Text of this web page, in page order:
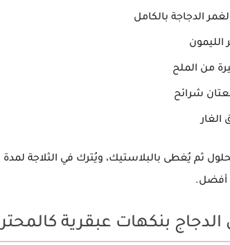
الدجاجة بالكامل
الليمون
من الملح
شرائح
الغار
ثم يُغطى بالبلاستيك، ويُترك في الثلاجة
أفضل.
بنكهات عبقرية